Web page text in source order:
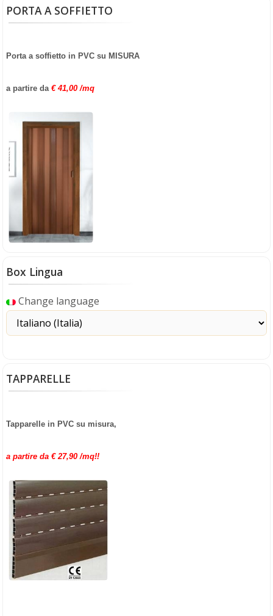
PORTA A SOFFIETTO
Porta a soffietto in PVC su MISURA
a partire da € 41,00 /mq
Box Lingua
Change language
TAPPARELLE
Tapparelle in PVC su misura,
a partire da € 27,90 /mq!!